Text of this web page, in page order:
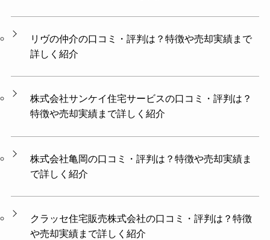
リヴの仲介の口コミ・評判は？特徴や売却実績まで
詳しく紹介
株式会社サンケイ住宅サービスの口コミ・評判は？
特徴や売却実績まで詳しく紹介
株式会社亀岡の口コミ・評判は？特徴や売却実績ま
で詳しく紹介
クラッセ住宅販売株式会社の口コミ・評判は？特徴
や売却実績まで詳しく紹介